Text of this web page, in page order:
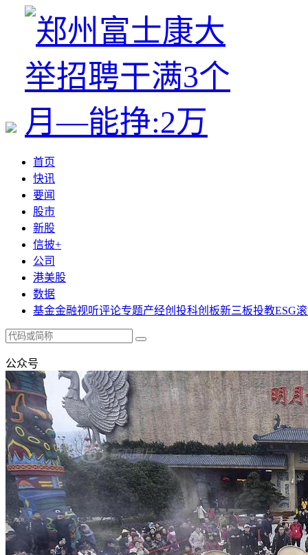
首页
快讯
要闻
股市
新股
信披+
公司
港美股
数据
基金金融视听评论专题产经创投科创板新三板投教ESG
公众号